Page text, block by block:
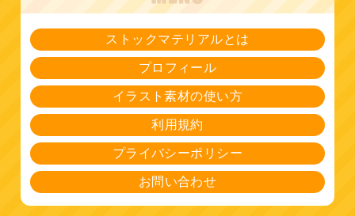
ストックマテリアルとは
プロフィール
イラスト素材の使い方
利用規約
プライバシーポリシー
お問い合わせ